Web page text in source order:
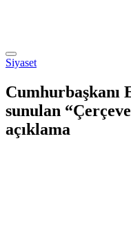
Siyaset
Cumhurbaşkanı
sunulan
açıklama